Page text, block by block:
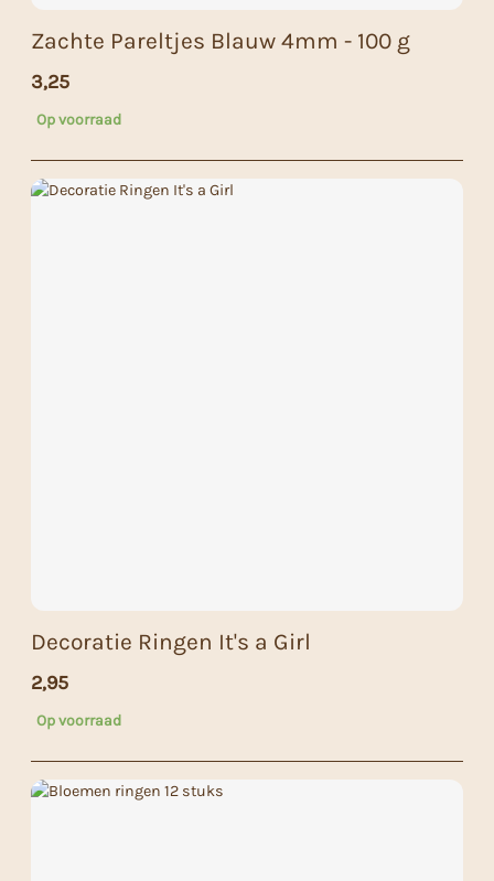
Zachte Pareltjes Blauw 4mm - 100 g
3,25
Op voorraad
Decoratie Ringen It's a Girl
2,95
Op voorraad